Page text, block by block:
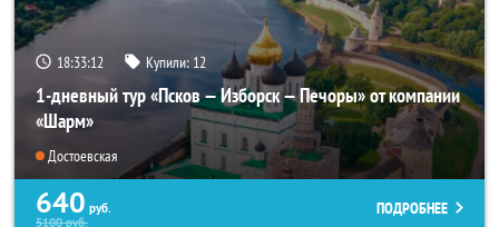
18:33:10 Купили: 12
1-дневный тур «Псков — Изборск — Печоры» от компании
«Шарм»
Достоевская
640 руб.
5100руб.
ПОДРОБНЕЕ